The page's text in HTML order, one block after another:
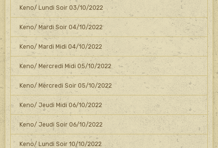
Keno/ Lundi Soir 03/10/2022
Keno/ Mardi Soir 04/10/2022
Keno/ Mardi Midi 04/10/2022
Keno/ Mercredi Midi 05/10/2022
Keno/ Mercredi Soir 05/10/2022
Keno/ Jeudi Midi 06/10/2022
Keno/ Jeudi Soir 06/10/2022
Keno/ Lundi Soir 10/10/2022